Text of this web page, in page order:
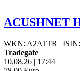
ACUSHNET
WKN: A2ATTR |
Tradegate
10.08.26 | 17:44